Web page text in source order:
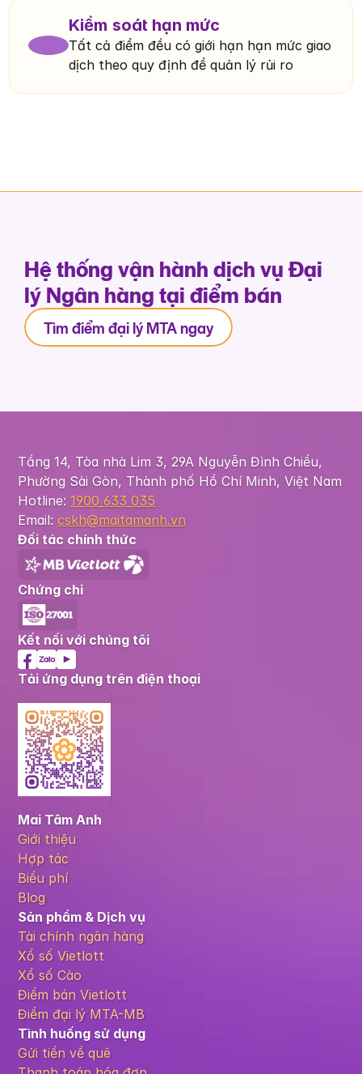
Kiểm soát hạn mức
Tất cả điểm đều có giới hạn hạn mức giao
dịch theo quy định để quản lý rủi ro
Hệ thống vận hành dịch vụ Đại
lý Ngân hàng tại điểm bán
Tìm điểm đại lý MTA ngay
Tầng 14, Tòa nhà Lim 3, 29A Nguyễn Đình Chiểu,
Phường Sài Gòn, Thành phố Hồ Chí Minh, Việt Nam
Hotline:1900 633 035
Email:cskh@maitamanh.vn
Đối tác chính thức
Chứng chỉ
Kết nối với chúng tôi
Tải ứng dụng trên điện thoại
Mai Tâm Anh
Giới thiệu
Hợp tác
Biểu phí
Blog
Sản phẩm & Dịch vụ
Tài chính ngân hàng
Xổ số Vietlott
Xổ số Cào
Điểm bán Vietlott
Điểm đại lý MTA-MB
Tình huống sử dụng
Gửi tiền về quê